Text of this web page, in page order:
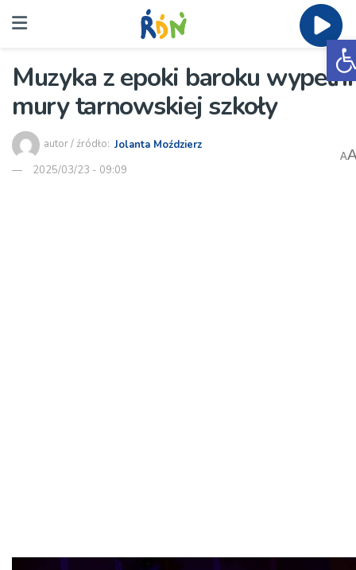
Muzyka z epoki baroku wypełni
mury tarnowskiej szkoły
autor / źródło: Jolanta Moździerz
2025/03/23 - 09:09
A